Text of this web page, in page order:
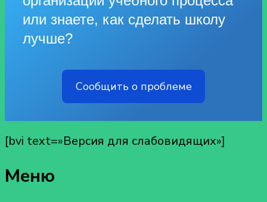
или знаете, как сделать школу
лучше?
Сообщить о проблеме
[bvi text=»Версия для слабовидящих»]
Меню